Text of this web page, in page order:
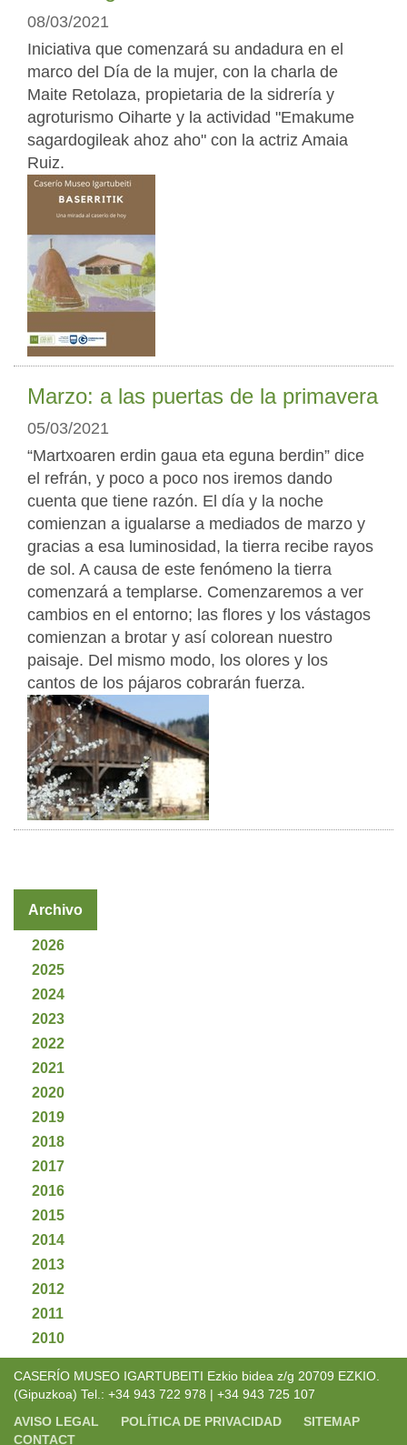
08/03/2021
Iniciativa que comenzará su andadura en el
marco del Día de la mujer, con la charla de
Maite Retolaza, propietaria de la sidrería y
agroturismo Oiharte y la actividad "Emakume
sagardogileak ahoz aho" con la actriz Amaia
Ruiz.
Marzo: a las puertas de la primavera
05/03/2021
“Martxoaren erdin gaua eta eguna berdin” dice
el refrán, y poco a poco nos iremos dando
cuenta que tiene razón. El día y la noche
comienzan a igualarse a mediados de marzo y
gracias a esa luminosidad, la tierra recibe rayos
de sol. A causa de este fenómeno la tierra
comenzará a templarse. Comenzaremos a ver
cambios en el entorno; las flores y los vástagos
comienzan a brotar y así colorean nuestro
paisaje. Del mismo modo, los olores y los
cantos de los pájaros cobrarán fuerza.
Archivo
2026
2025
2024
2023
2022
2021
2020
2019
2018
2017
2016
2015
2014
2013
2012
2011
2010
CASERÍO MUSEO IGARTUBEITI Ezkio bidea z/g 20709 EZKIO.
(Gipuzkoa) Tel.: +34 943 722 978 | +34 943 725 107
AVISO LEGAL
POLÍTICA DE PRIVACIDAD
SITEMAP
CONTACT